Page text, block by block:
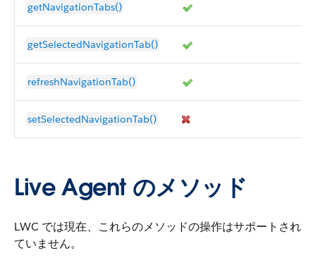
getNavigationTabs()
getSelectedNavigationTab()
refreshNavigationTab()
setSelectedNavigationTab()
Live Agent のメソッド
LWC では現在、これらのメソッドの操作はサポートされ
ていません。